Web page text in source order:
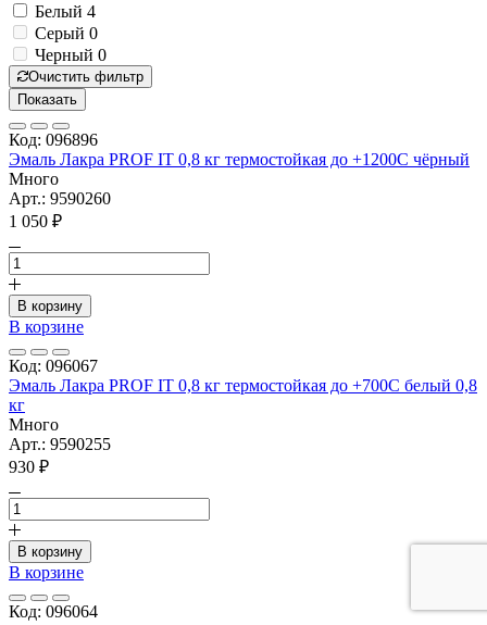
Белый 4
Серый 0
Черный 0
Очистить фильтр
Показать
Код: 096896
Эмаль Лакра PROF IT 0,8 кг термостойкая до +1200С чёрный
Много
Арт.: 9590260
1 050 ₽
В корзину
В корзине
Код: 096067
Эмаль Лакра PROF IT 0,8 кг термостойкая до +700С белый 0,8
кг
Много
Арт.: 9590255
930 ₽
В корзину
В корзине
Код: 096064